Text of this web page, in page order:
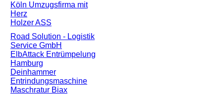
Köln Umzugsfirma mit
Herz
Holzer ASS
Road Solution - Logistik
Service GmbH
ElbAttack Entrümpelung
Hamburg
Deinhammer
Entrindungsmaschine
Maschratur Biax